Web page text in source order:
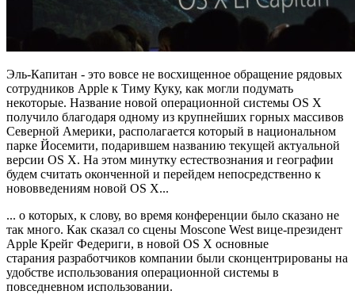
Эль-Капитан - это вовсе не восхищенное обращение рядовых
сотрудников Apple к Тиму Куку, как могли подумать
некоторые. Название новой операционной системы OS X
получило благодаря одному из крупнейших горных массивов
Северной Америки, располагается который в национальном
парке Йосемити, подарившем названию текущей актуальной
версии OS X. На этом минутку естествознания и географии
будем считать оконченной и перейдем непосредственно к
нововведениям новой OS X...
... о которых, к слову, во время конференции было сказано не
так много. Как сказал со сцены Moscone West вице-президент
Apple Крейг Федериги, в новой OS X основные
старания разработчиков компании были сконцентрированы на
удобстве использования операционной системы в
повседневном использовании.